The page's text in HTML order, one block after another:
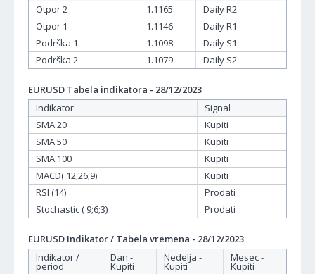
Otpor 2
1.1165
Daily R2
Otpor 1
1.1146
Daily R1
Podrška 1
1.1098
Daily S1
Podrška 2
1.1079 Daily S2
EURUSD Tabela indikatora - 28/12/2023
Indikator
Signal
SMA 20
Kupiti
SMA 50
Kupiti
SMA 100
Kupiti
MACD( 12;26;9)
Kupiti
RSI (14)
Prodati
Stochastic ( 9;6;3)
Prodati
EURUSD Indikator / Tabela vremena - 28/12/2023
Indikator /
period
Dan -
Kupiti
Nedelja -
Kupiti
Mesec -
Kupiti